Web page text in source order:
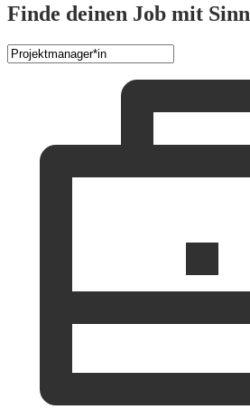
Finde deinen Job mit Sinn